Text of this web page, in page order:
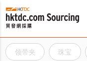
领带夹 珠宝